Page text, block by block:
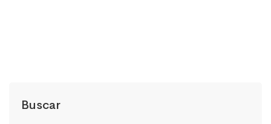
Buscar